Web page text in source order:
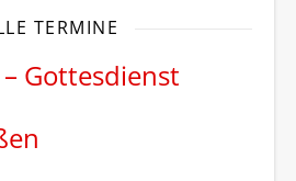
TERMINE
Gottesdienst